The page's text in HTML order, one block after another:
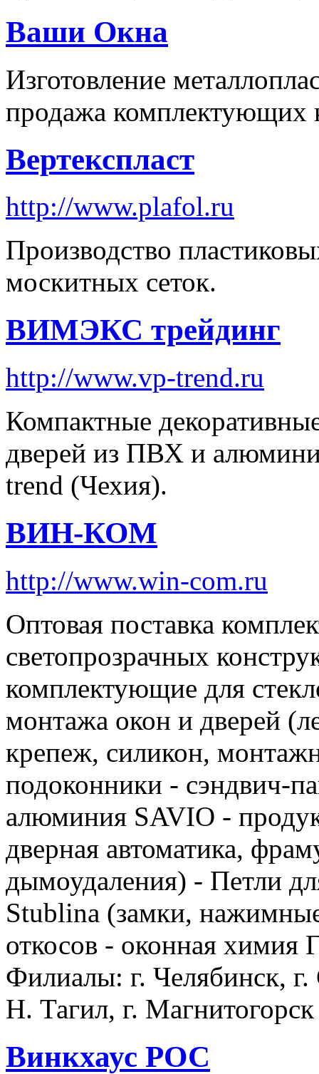
Ваши Окна
Изготовление
продажа комплектующих
Вертекспласт
http://www.plafol.ru
Производство
москитных сеток.
ВИМЭКС трейдинг
http://www.vp-trend.ru
Компактные
дверей из ПВХ и
trend (Чехия).
ВИН-КОМ
http://www.win-com.ru
Оптовая поставка
светопрозрачных
комплектующие для
монтажа окон и дверей
крепеж, силикон,
подоконники - сэндвич-
алюминия SAVIO -
дверная автоматика,
дымоудаления) - Петли
Stublina (замки,
откосов - оконная химия
Филиалы: г. Челябинск, г.
Н. Тагил, г. Магнитогорск
Винкхаус РОС